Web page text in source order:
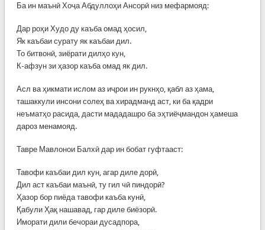
Ба ин маънӣ Хоҷа Абдуллоҳи Ансорӣ низ мефармояд:
Дар роҳи Худо ду каъба омад ҳосил,
Як каъбаи сурату як каъбаи дил.
То битвонӣ, зиёрати дилҳо кун,
К-афзун зи ҳазор каъба омад як дил.
Асл ва ҳикмати ислом аз иҷрои ин рукнҳо, қабл аз ҳама,
ташаккули инсони солеҳ ва хирадманд аст, ки ба қадри
неъматҳо расида, дасти мададашро ба эҳтиёҷмандон ҳамеша
дароз менамояд.
Тавре Мавлонои Балхӣ дар ин бобат гуфтааст:
Тавофи каъбаи дил кун, агар диле дорӣ,
Дил аст каъбаи маънӣ, ту гил чӣ пиндорӣ?
Ҳазор бор пиёда тавофи каъба кунӣ,
Қабули Ҳақ нашавад, гар диле биёзорӣ.
Иморати дили бечораи дусадпора,